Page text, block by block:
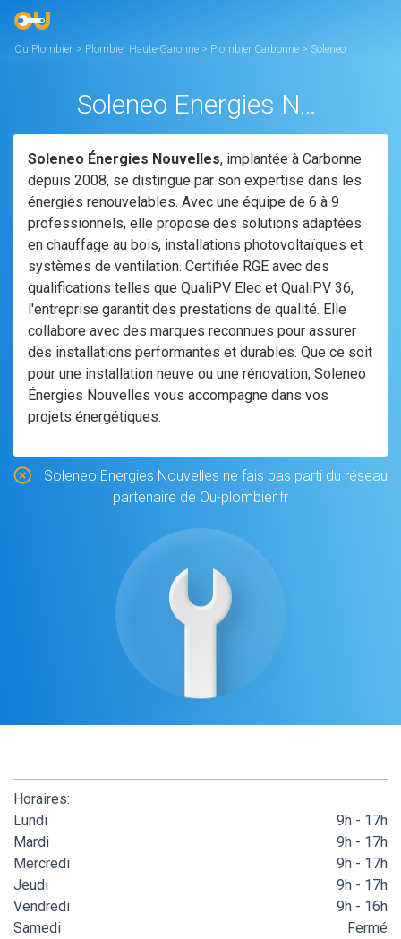
Ou Plombier > Plombier Haute-Garonne > Plombier Carbonne > Soleneo
Soleneo Energies Nouvelles
Soleneo Énergies Nouvelles, implantée à Carbonne
depuis 2008, se distingue par son expertise dans les
énergies renouvelables. Avec une équipe de 6 à 9
professionnels, elle propose des solutions adaptées
en chauffage au bois, installations photovoltaïques et
systèmes de ventilation. Certifiée RGE avec des
qualifications telles que QualiPV Elec et QualiPV 36,
l'entreprise garantit des prestations de qualité. Elle
collabore avec des marques reconnues pour assurer
des installations performantes et durables. Que ce soit
pour une installation neuve ou une rénovation, Soleneo
Énergies Nouvelles vous accompagne dans vos
projets énergétiques.
Soleneo Energies Nouvelles ne fais pas parti du réseau
partenaire de Ou-plombier.fr
Horaires:
Lundi
9h - 17h
Mardi
9h - 17h
Mercredi
9h - 17h
Jeudi
9h - 17h
Vendredi
9h - 16h
Samedi
Fermé